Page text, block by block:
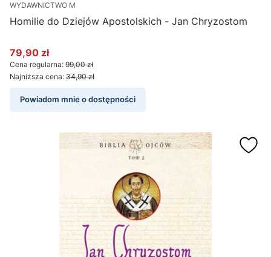
WYDAWNICTWO M
Homilie do Dziejów Apostolskich - Jan Chryzostom
Cena promocyjna
79,90 zł
Cena regularna: 99,00 zł
Najniższa cena: 34,90 zł
Powiadom mnie o dostępności